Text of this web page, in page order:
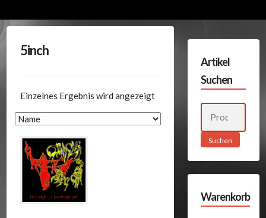
5inch
Einzelnes Ergebnis wird angezeigt
Artikel
Suchen
Suchen
Warenkorb